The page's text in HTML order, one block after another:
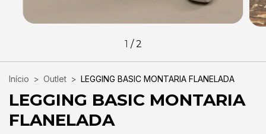
1 /2
Início > Outlet > LEGGING BASIC MONTARIA FLANELADA
LEGGING BASIC MONTARIA
FLANELADA